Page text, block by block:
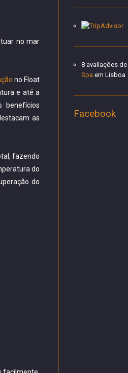
no mar
no Float
e até a
benefícios
as
fazendo
do
do
8 avaliações de
Spa em Lisboa
Facebook